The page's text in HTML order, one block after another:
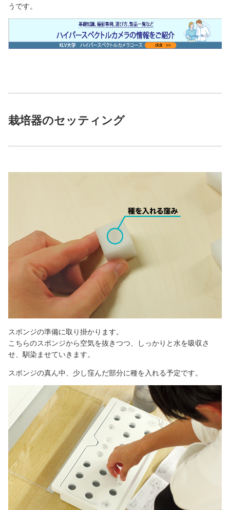
うです。
栽培器のセッティング
スポンジの準備に取り掛かります。
こちらのスポンジから空気を抜きつつ、しっかりと水を吸収さ
せ、馴染ませていきます。
スポンジの真ん中、少し窪んだ部分に種を入れる予定です。